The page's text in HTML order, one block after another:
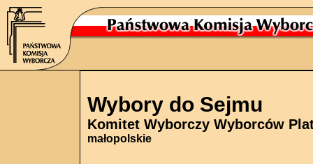
Wybory do Sejmu
Komitet Wyborczy Wyborców
małopolskie